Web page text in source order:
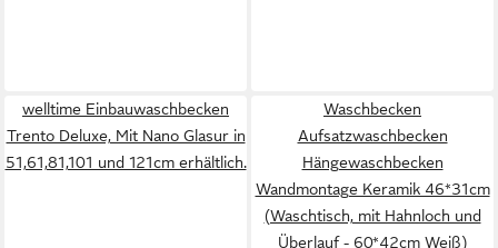
welltime Einbauwaschbecken
Trento Deluxe, Mit Nano Glasur in
51,61,81,101 und 121cm erhältlich.
Waschbecken
Aufsatzwaschbecken
Hängewaschbecken
Wandmontage Keramik 46*31cm
(Waschtisch, mit Hahnloch und
Überlauf - 60*42cm Weiß)